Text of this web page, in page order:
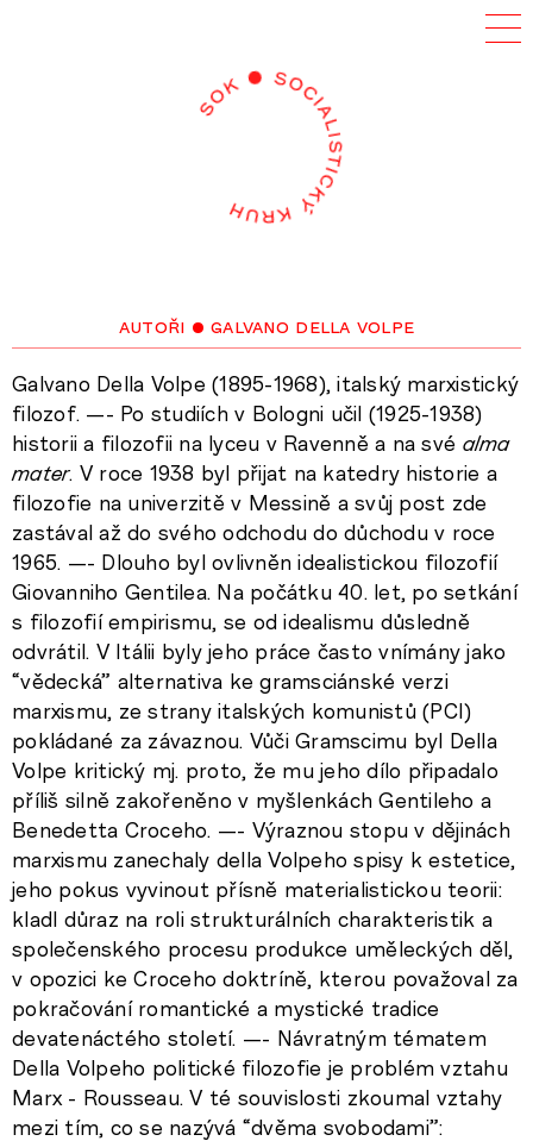
autoři • galvano della volpe
Galvano Della Volpe (1895-1968), italský marxistický
filozof. —- Po studiích v Bologni učil (1925-1938)
historii a filozofii na lyceu v Ravenně a na své alma
mater. V roce 1938 byl přijat na katedry historie a
filozofie na univerzitě v Messině a svůj post zde
zastával až do svého odchodu do důchodu v roce
1965. —- Dlouho byl ovlivněn idealistickou filozofií
Giovanniho Gentilea. Na počátku 40. let, po setkání
s filozofií empirismu, se od idealismu důsledně
odvrátil. V Itálii byly jeho práce často vnímány jako
“vědecká” alternativa ke gramsciánské verzi
marxismu, ze strany italských komunistů (PCI)
pokládané za závaznou. Vůči Gramscimu byl Della
Volpe kritický mj. proto, že mu jeho dílo připadalo
příliš silně zakořeněno v myšlenkách Gentileho a
Benedetta Croceho. —- Výraznou stopu v dějinách
marxismu zanechaly della Volpeho spisy k estetice,
jeho pokus vyvinout přísně materialistickou teorii:
kladl důraz na roli strukturálních charakteristik a
společenského procesu produkce uměleckých děl,
v opozici ke Croceho doktríně, kterou považoval za
pokračování romantické a mystické tradice
devatenáctého století. —- Návratným tématem
Della Volpeho politické filozofie je problém vztahu
Marx - Rousseau. V té souvislosti zkoumal vztahy
mezi tím, co se nazývá “dvěma svobodami”: